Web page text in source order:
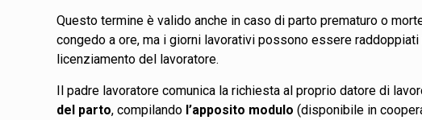
Questo termine è valido anche in caso di parto prematuro o
congedo a ore, ma i giorni lavorativi possono essere
licenziamento del lavoratore.
Il padre lavoratore comunica la richiesta al proprio datore di
del parto, compilando l’apposito modulo (disponibile in